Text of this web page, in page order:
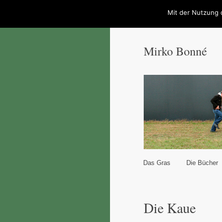
Mirko Bonné
Zum Inhalt wechseln
Zum sekundären
Das Gras Die Bücher
Die Kaue
Mit der Nutzung